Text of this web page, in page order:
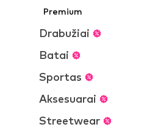
Premium
Drabužiai
Batai
Sportas
Aksesuarai
Streetwear